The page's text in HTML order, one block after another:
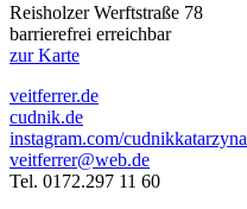
Reisholzer Werftstraße 78
barrierefrei erreichbar
zur Karte
veitferrer.de
cudnik.de
instagram.com/cudnikkatarzyna
veitferrer@web.de
Tel. 0172.297 11 60